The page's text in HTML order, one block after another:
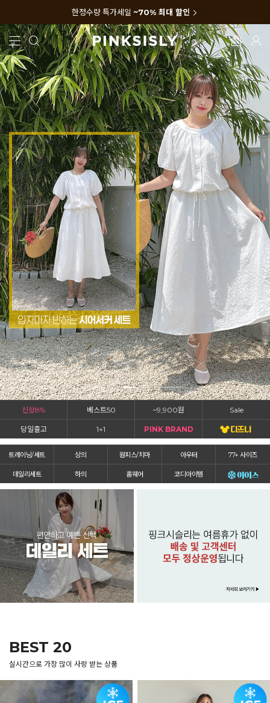
한정수량 특가세일 ~70% 최대 할인
신상8% 베스트50 ~9,900원 Sale
당일출고 1+1 PINK BRAND
트레이닝/세트 상의 원피스/치마 아우터 77+ 사이즈
데일리세트 하의 홈웨어 코디아이템
BEST 20
실시간으로 가장 많이 사랑 받는 상품